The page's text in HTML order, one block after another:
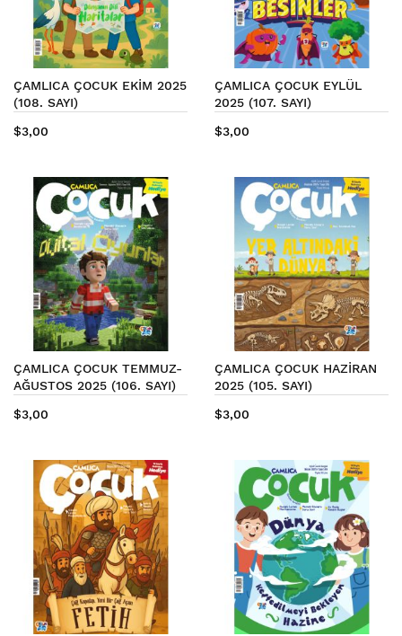
ÇAMLICA ÇOCUK EKİM 2025
(108. SAYI)
$3,00
ÇAMLICA ÇOCUK EYLÜL
2025 (107. SAYI)
$3,00
ÇAMLICA ÇOCUK TEMMUZ-
AĞUSTOS 2025 (106. SAYI)
$3,00
ÇAMLICA ÇOCUK HAZİRAN
2025 (105. SAYI)
$3,00